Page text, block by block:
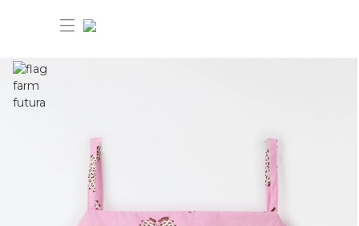
30% OFF ANIVERSÁRIO FARM
Novidades